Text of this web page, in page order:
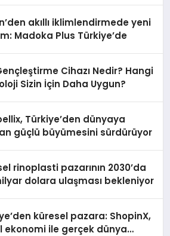
akıllı iklimlendirmede yeni
Madoka Plus Türkiye’de
Cihazı Nedir? Hangi
Sizin İçin Daha Uygun?
Türkiye’den dünyaya
güçlü büyümesini sürdürüyor
rinoplasti pazarının 2030’da
dolara ulaşması bekleniyor
küresel pazara: ShopinX,
ekonomi ile gerçek dünya